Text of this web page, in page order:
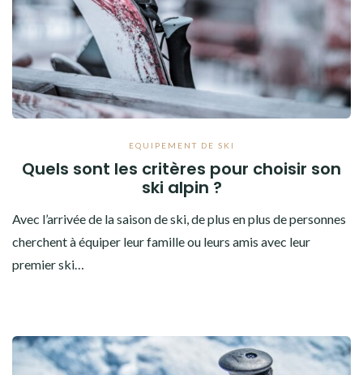
EQUIPEMENT DE SKI
Quels sont les critères pour choisir son
ski alpin ?
Avec l’arrivée de la saison de ski, de plus en plus de personnes
cherchent à équiper leur famille ou leurs amis avec leur
premier ski…